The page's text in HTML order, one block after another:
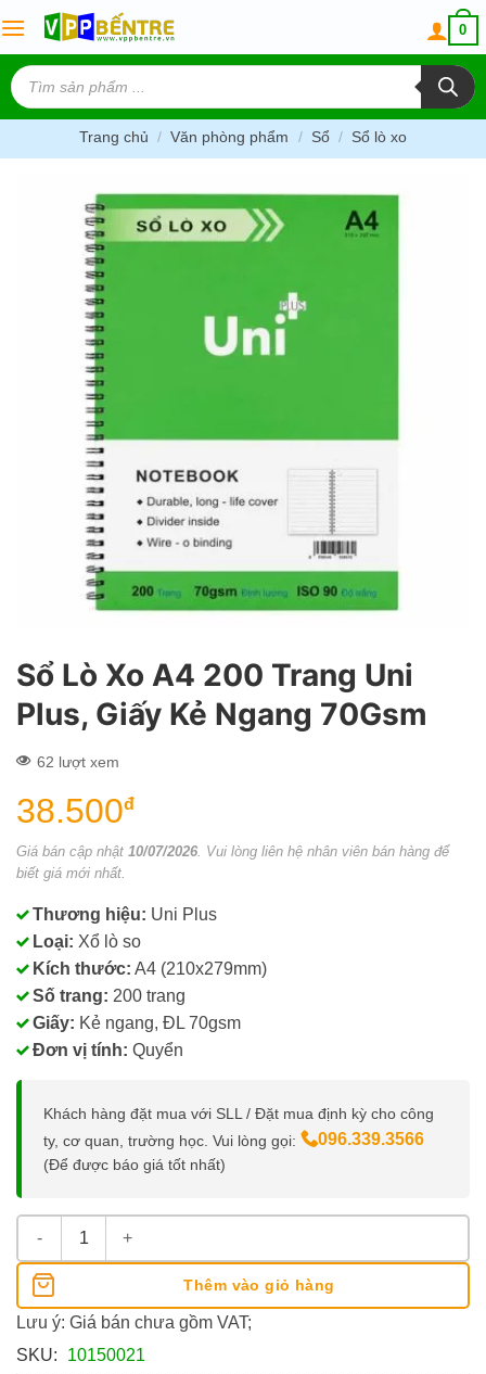
to
content
0
Tìm
kiếm
sản
phẩm
Trang chủ / Văn phòng phẩm / Sổ / Sổ lò xo
Sổ Lò Xo A4 200 Trang Uni
Plus, Giấy Kẻ Ngang 70Gsm
62 lượt xem
38.500đ
Giá bán cập nhật 10/07/2026 . Vui lòng liên hệ nhân viên bán hàng để
biết giá mới nhất.
Thương hiệu: Uni Plus
Loại: Xổ lò so
Kích thước: A4 (210x279mm)
Số trang: 200 trang
Giấy: Kẻ ngang, ĐL 70gsm
Đơn vị tính: Quyển
Khách hàng đặt mua với SLL / Đặt mua định kỳ cho công
ty, cơ quan, trường học. Vui lòng gọi:
096.339.3566
(Để được báo giá tốt nhất)
Sổ Lò Xo A4 200 Trang Uni Plus, Giấy Kẻ Ngang 70Gsm số
Thêm vào giỏ hàng
Lưu ý: Giá bán chưa gồm VAT;
SKU:
10150021